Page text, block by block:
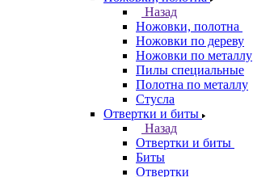
Назад
Ножовки, полотна
Ножовки по дереву
Ножовки по металлу
Пилы специальные
Полотна по металлу
Стусла
Отвертки и биты
Назад
Отвертки и биты
Биты
Отвертки